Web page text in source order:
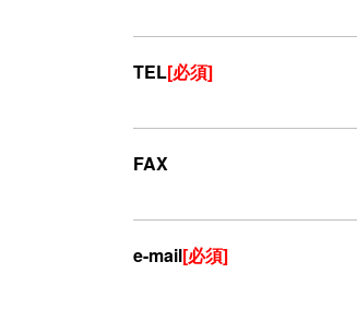
TEL[必須]
FAX
e-mail[必須]